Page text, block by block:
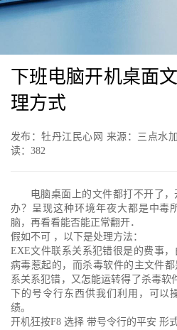
下班电脑开机桌面
理方式
发布：牡丹江民心网 来源：三点水
读： 382
电脑桌面上的文件都打不开了
办？呈现这种环境年夜大都是中毒
脑，再看看能否能正常翻开．
假如不可 ，以下是处理方法：
EXE文件联系关系犯错很是的费事
病毒惹起的，而杀毒软件的主文件
系关系犯错，又怎能运转得了杀毒软
下的号令行东西供我们利用，可以
绩。
开机狂按F8 选择 带号令行的平安 形